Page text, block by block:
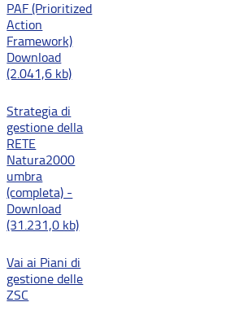
PAF (Prioritized
Action
Framework)
Download
(2.041,6 kb)
Strategia di
gestione della
RETE
Natura2000
umbra
(completa) -
Download
(31.231,0 kb)
Vai ai Piani di
gestione delle
ZSC